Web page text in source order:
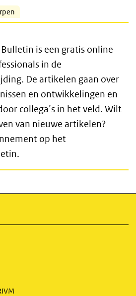
is een gratis online
in de
De artikelen gaan over
en ontwikkelingen en
collega’s in het veld. Wilt
van nieuwe artikelen?
op het